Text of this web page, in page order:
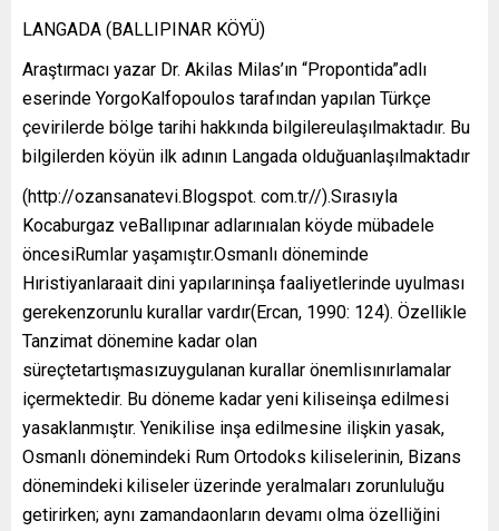
LANGADA (BALLIPINAR KÖYÜ)
Araştırmacı yazar Dr. Akilas Milas’ın “Propontida”adlı
eserinde YorgoKalfopoulos tarafından yapılan Türkçe
çevirilerde bölge tarihi hakkında bilgilereulaşılmaktadır. Bu
bilgilerden köyün ilk adının Langada olduğuanlaşılmaktadır
(http://ozansanatevi.Blogspot. com.tr//).Sırasıyla
Kocaburgaz veBallıpınar adlarınıalan köyde mübadele
öncesiRumlar yaşamıştır.Osmanlı döneminde
Hıristiyanlaraait dini yapılarıninşa faaliyetlerinde uyulması
gerekenzorunlu kurallar vardır(Ercan, 1990: 124). Özellikle
Tanzimat dönemine kadar olan
süreçtetartışmasızuygulanan kurallar önemlisınırlamalar
içermektedir. Bu döneme kadar yeni kiliseinşa edilmesi
yasaklanmıştır. Yenikilise inşa edilmesine ilişkin yasak,
Osmanlı dönemindeki Rum Ortodoks kiliselerinin, Bizans
dönemindeki kiliseler üzerinde yeralmaları zorunluluğu
getirirken; aynı zamandaonların devamı olma özelliğini